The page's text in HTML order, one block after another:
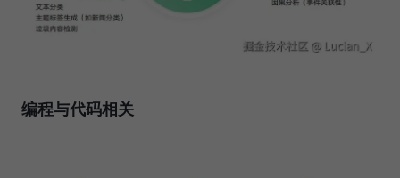
编程与代码相关